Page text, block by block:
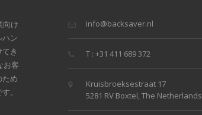
向け
ン
き
お客
め
。
info@backsaver.nl
T : +31 411 689 372
Kruisbroeksestraat 17
5281 RV Boxtel, The Netherlands